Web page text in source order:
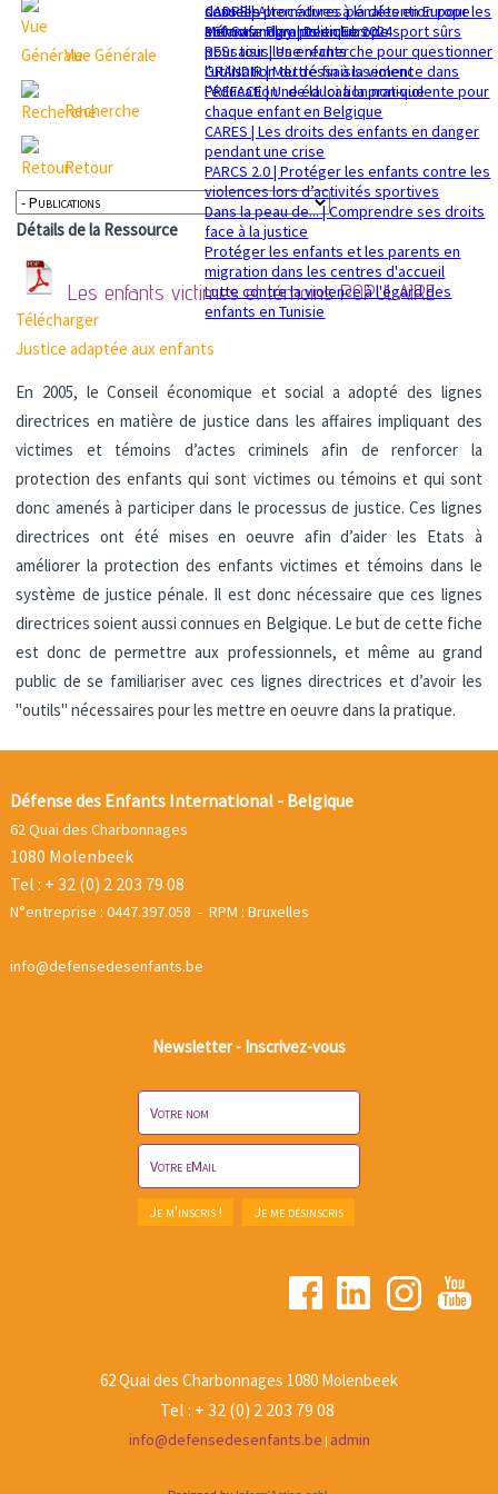
sexuelle
Mémorandum politique 2024
dans les procédures pénales en Europe
360 Safe Play | Des clubs de sport sûrs
pour tous les enfants
GRANDIR | Mettre fin à la violence dans
l’éducation : de la loi à la pratique
CADRE | Alternatives à la détention pour les
enfants migrants en Europe
RESsaisir | Une recherche pour questionner
l'utilisation du déssaisissement
PREFACE | Une éducation non-violente pour
chaque enfant en Belgique
CARES | Les droits des enfants en danger
pendant une crise
PARCS 2.0 | Protéger les enfants contre les
violences lors d’activités sportives
Dans la peau de... | Comprendre ses droits
face à la justice
Protéger les enfants et les parents en
migration dans les centres d'accueil
Lutte contre la violence à l'égard des
enfants en Tunisie
Vue Générale
Recherche
Retour
Détails de la Ressource
Les enfants victimes et témoinsPOPULAIRE
Télécharger
Justice adaptée aux enfants
En 2005, le Conseil économique et social a adopté des lignes
directrices en matière de justice dans les affaires impliquant des
victimes et témoins d’actes criminels afin de renforcer la
protection des enfants qui sont victimes ou témoins et qui sont
donc amenés à participer dans le processus de justice. Ces lignes
directrices ont été mises en oeuvre afin d’aider les Etats à
améliorer la protection des enfants victimes et témoins dans le
système de justice pénale. Il est donc nécessaire que ces lignes
directrices soient aussi connues en Belgique. Le but de cette fiche
est donc de permettre aux professionnels, et même au grand
public de se familiariser avec ces lignes directrices et d’avoir les
"outils" nécessaires pour les mettre en oeuvre dans la pratique.
Défense des Enfants International - Belgique
62 Quai des Charbonnages
1080 Molenbeek
Tel : + 32 (0) 2 203 79 08
N°entreprise : 0447.397.058 - RPM : Bruxelles
info@defensedesenfants.be
Newsletter - Inscrivez-vous
62 Quai des Charbonnages 1080 Molenbeek
Tel : + 32 (0) 2 203 79 08
info@defensedesenfants.be admin